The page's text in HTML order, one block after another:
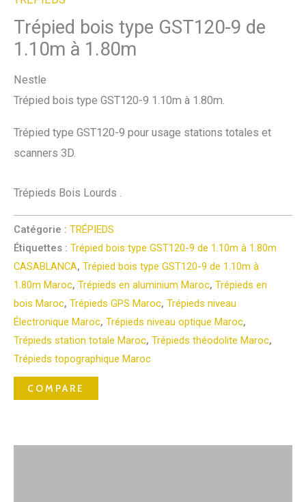
Trépied bois type GST120-9 de
1.10m à 1.80m
Nestle
Trépied bois type GST120-9 1.10m à 1.80m.
Trépied type GST120-9 pour usage stations totales et
scanners 3D.
Trépieds Bois Lourds .
Catégorie : TRÉPIEDS
Étiquettes : Trépied bois type GST120-9 de 1.10m à 1.80m
CASABLANCA, Trépied bois type GST120-9 de 1.10m à
1.80m Maroc, Trépieds en aluminium Maroc, Trépieds en
bois Maroc, Trépieds GPS Maroc, Trépieds niveau
Électronique Maroc, Trépieds niveau optique Maroc,
Trépieds station totale Maroc, Trépieds théodolite Maroc,
Trépieds topographique Maroc
COMPARE